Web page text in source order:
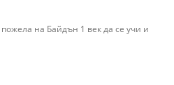
на Байдън 1 век да се учи и